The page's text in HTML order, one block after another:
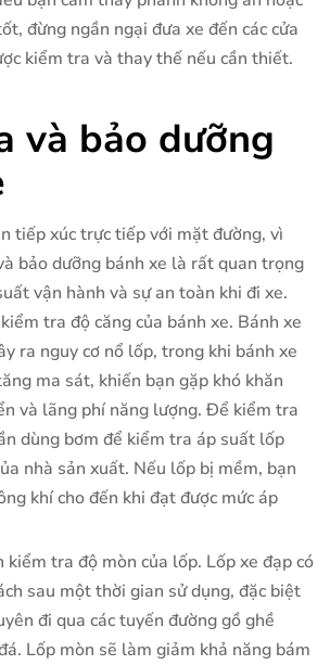
đừng ngần ngại đưa xe đến các cửa
kiểm tra và thay thế nếu cần thiết.
và bảo dưỡng
tiếp xúc trực tiếp với mặt đường, vì
bảo dưỡng bánh xe là rất quan trọng
vận hành và sự an toàn khi đi xe.
tra độ căng của bánh xe. Bánh xe
ra nguy cơ nổ lốp, trong khi bánh xe
ma sát, khiến bạn gặp khó khăn
và lãng phí năng lượng. Để kiểm tra
dùng bơm để kiểm tra áp suất lốp
nhà sản xuất. Nếu lốp bị mềm, bạn
khí cho đến khi đạt được mức áp
kiểm tra độ mòn của lốp. Lốp xe đạp có
sau một thời gian sử dụng, đặc biệt
đi qua các tuyến đường gồ ghề
Lốp mòn sẽ làm giảm khả năng bám